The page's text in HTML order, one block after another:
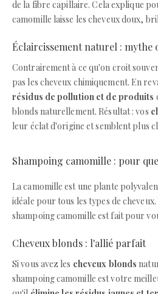
de la fibre capillaire. Cela explique
camomille laisse les cheveux doux,
Éclaircissement naturel : mythe
Contrairement à ce qu'on croit
pas les cheveux chimiquement. En
résidus de pollution et de produits
blonds naturellement. Résultat : vos
leur éclat d'origine et semblent plus
Shampoing camomille : pour
La camomille est une plante
idéale pour tous les types de
shampoing camomille est fait pour
Cheveux blonds : l'allié parfait
Si vous avez les cheveux blonds
shampoing camomille est votre